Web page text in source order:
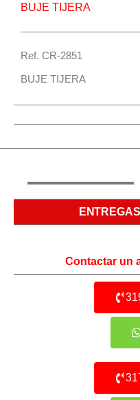
BUJE TIJERA
Ref. CR-2851
BUJE TIJERA
Contactar un